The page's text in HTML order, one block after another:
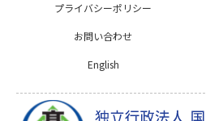
プライバシーポリシー
お問い合わせ
English